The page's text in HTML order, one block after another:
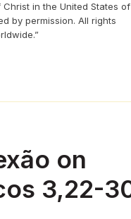
in the United States of
by permission. All rights
on
3,22-